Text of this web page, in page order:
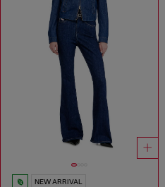
NEW ARRIVAL